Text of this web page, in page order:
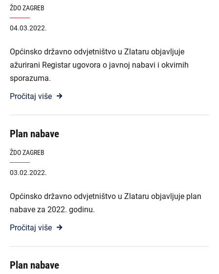
ŽDO ZAGREB
04.03.2022.
Općinsko državno odvjetništvo u Zlataru objavljuje
ažurirani Registar ugovora o javnoj nabavi i okvirnih
sporazuma.
Pročitaj više
Plan nabave
ŽDO ZAGREB
03.02.2022.
Općinsko državno odvjetništvo u Zlataru objavljuje plan
nabave za 2022. godinu.
Pročitaj više
Plan nabave